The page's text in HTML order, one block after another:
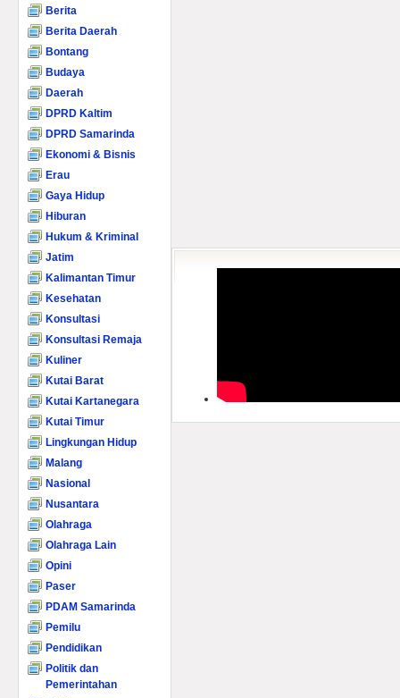
Berita
Berita Daerah
Bontang
Budaya
Daerah
DPRD Kaltim
DPRD Samarinda
Ekonomi & Bisnis
Erau
Gaya Hidup
Hiburan
Hukum & Kriminal
Jatim
Kalimantan Timur
Kesehatan
Konsultasi
Konsultasi Remaja
Kuliner
Kutai Barat
Kutai Kartanegara
Kutai Timur
Lingkungan Hidup
Malang
Nasional
Nusantara
Olahraga
Olahraga Lain
Opini
Paser
PDAM Samarinda
Pemilu
Pendidikan
Politik dan
Pemerintahan